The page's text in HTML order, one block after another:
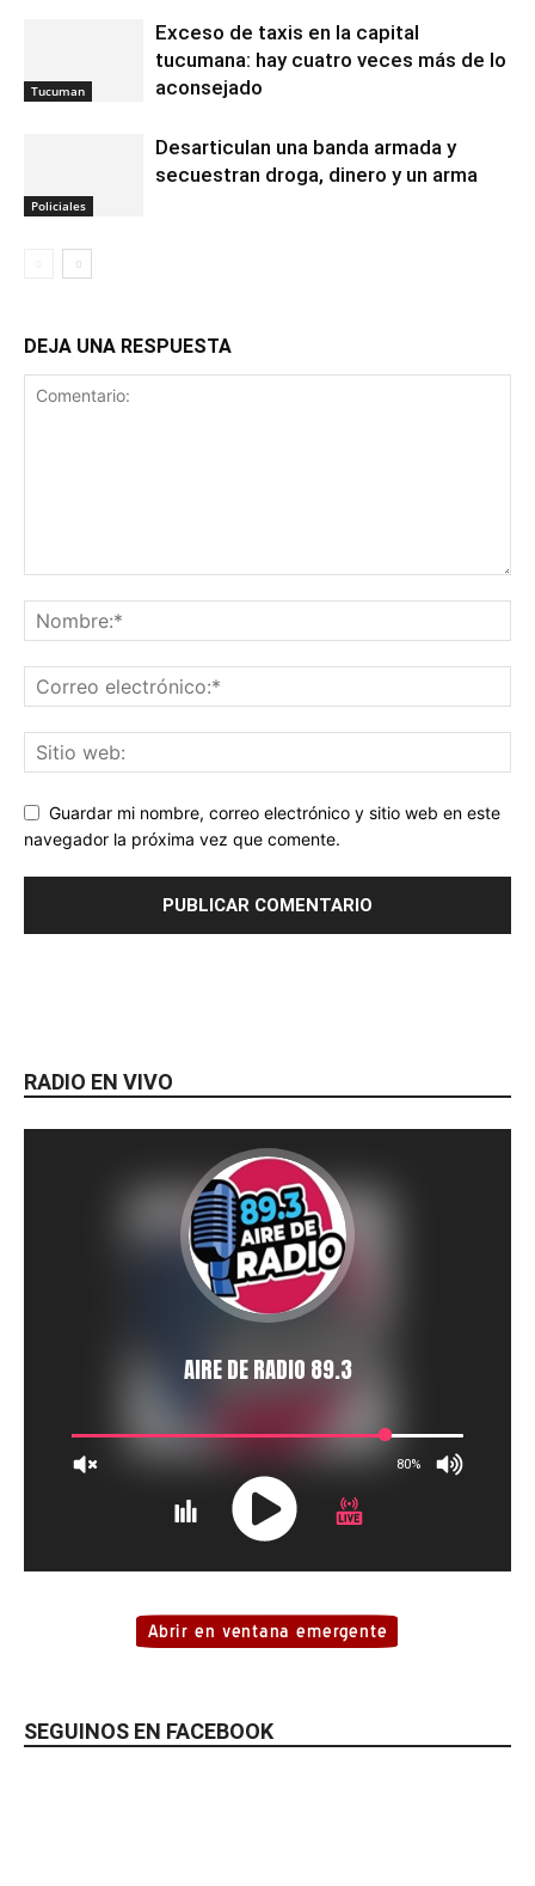
Tucuman
Exceso de taxis en la capital
tucumana: hay cuatro veces más de lo
aconsejado
Policiales
Desarticulan una banda armada y
secuestran droga, dinero y un arma
DEJA UNA RESPUESTA
Guardar mi nombre, correo electrónico y sitio web en este
navegador la próxima vez que comente.
RADIO EN VIVO
SEGUINOS EN FACEBOOK